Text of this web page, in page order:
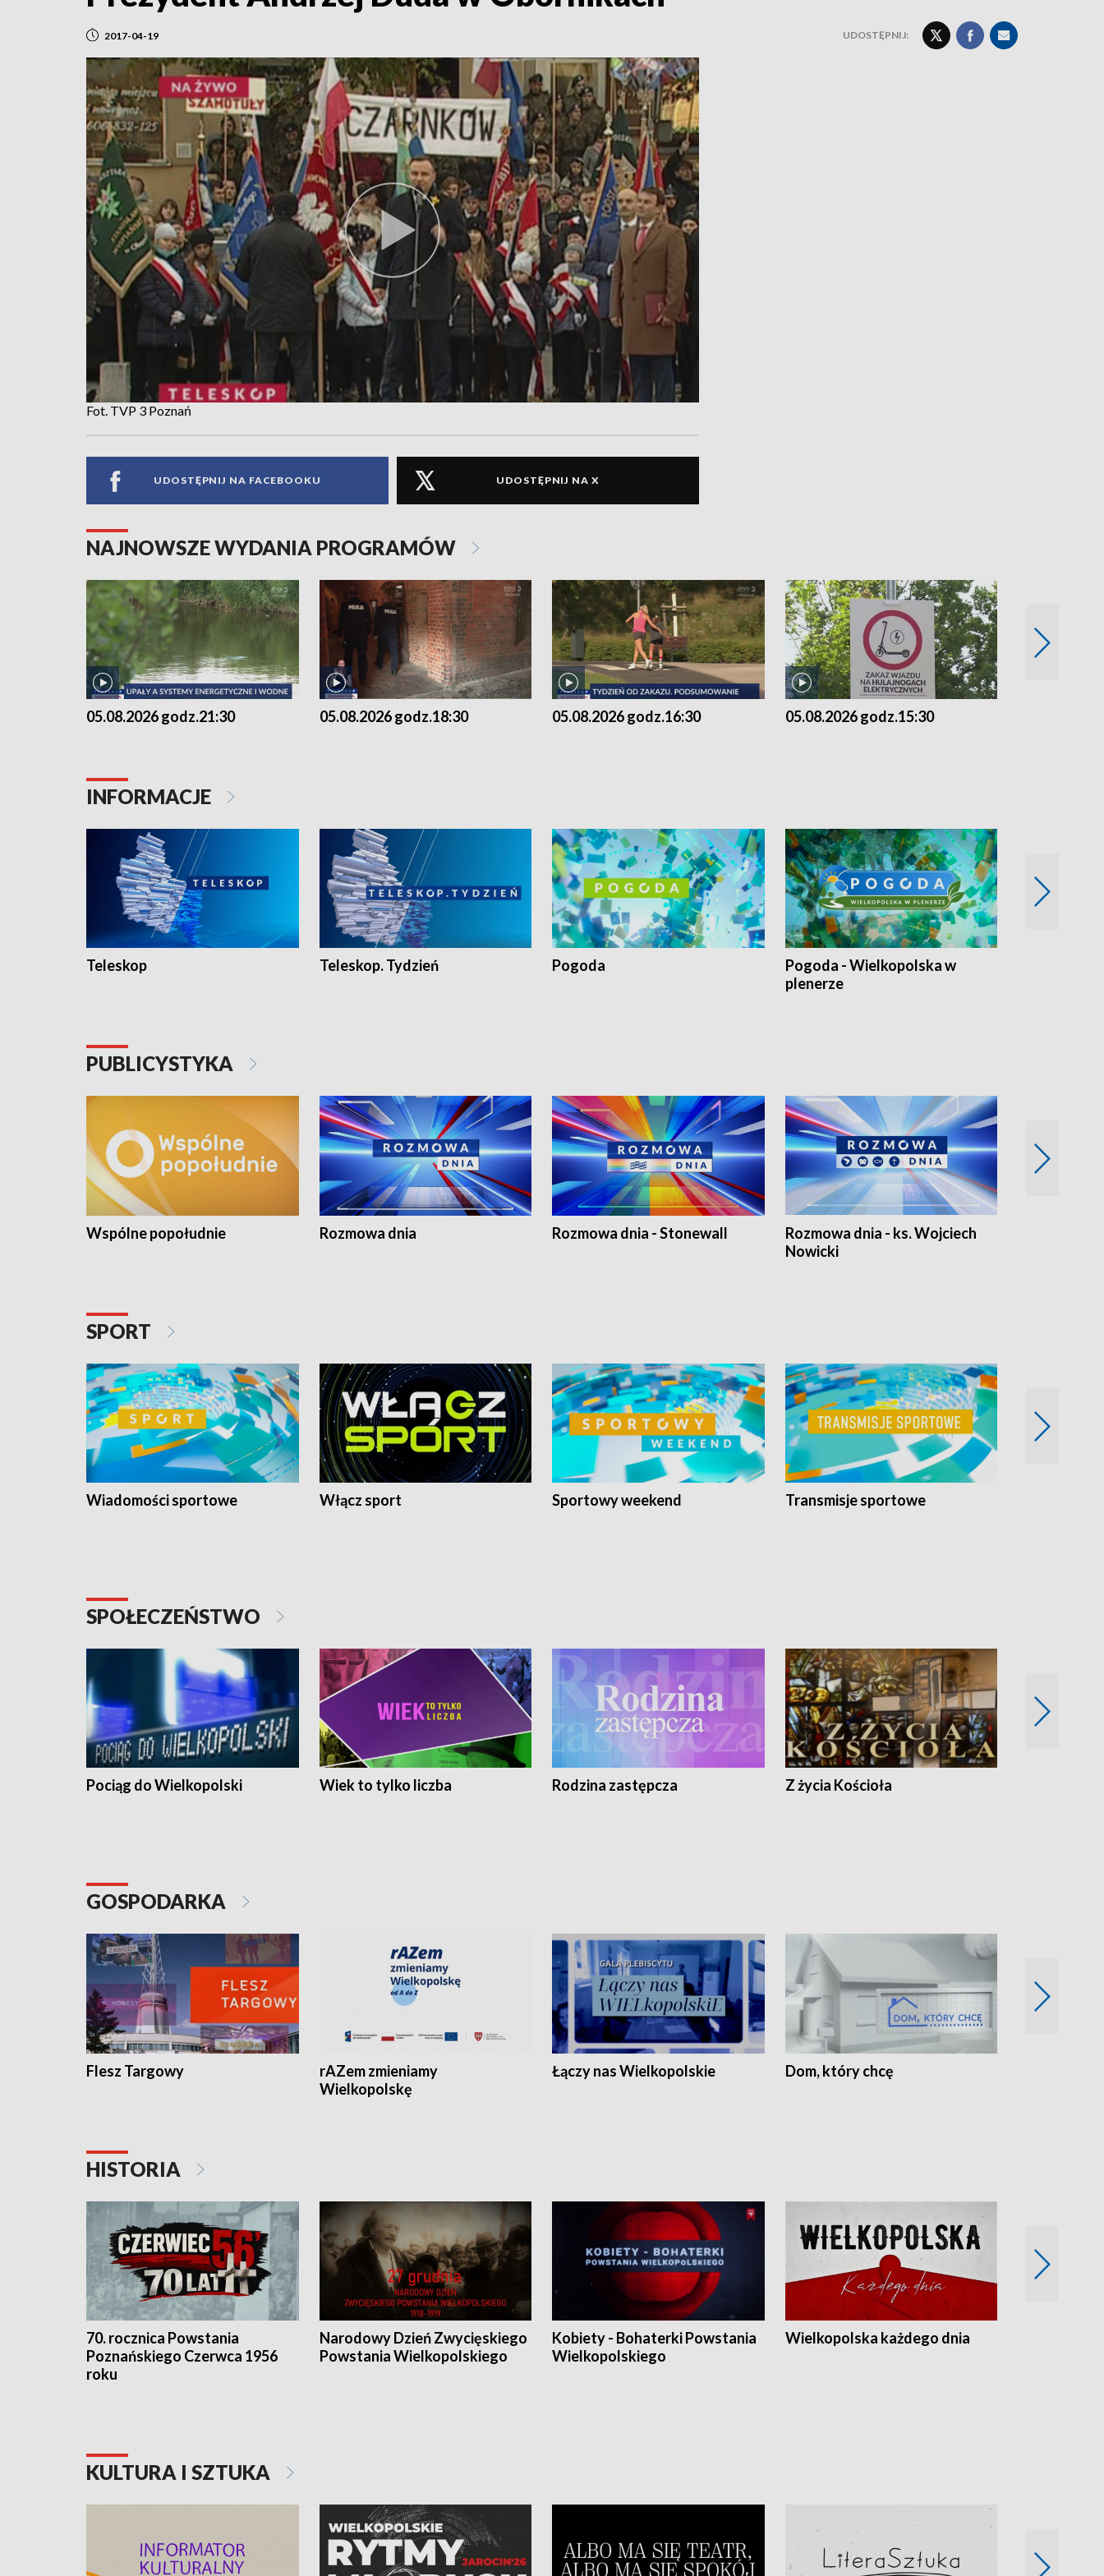
2017-04-19 UDOSTĘPNIJ:
Fot. TVP 3 Poznań
UDOSTĘPNIJ NA FACEBOOKU UDOSTĘPNIJ NA X
NAJNOWSZE WYDANIA PROGRAMÓW
05.08.2026 godz.21:30 05.08.2026 godz.18:30 05.08.2026 godz.16:30 05.08.2026 godz.15:30
INFORMACJE
Teleskop Teleskop. Tydzień Pogoda
Pogoda - Wielkopolska w
plenerze
PUBLICYSTYKA
Wspólne popołudnie Rozmowa dnia Rozmowa dnia - Stonewall
Rozmowa dnia - ks. Wojciech
Nowicki
SPORT
Wiadomości sportowe Włącz sport Sportowy weekend Transmisje sportowe
SPOŁECZEŃSTWO
Pociąg do Wielkopolski Wiek to tylko liczba Rodzina zastępcza Z życia Kościoła
GOSPODARKA
Flesz Targowy
rAZem zmieniamy
Wielkopolskę
Łączy nas Wielkopolskie Dom, który chcę
HISTORIA
70. rocznica Powstania
Poznańskiego Czerwca 1956
roku
Narodowy Dzień Zwycięskiego
Powstania Wielkopolskiego
Kobiety - Bohaterki Powstania
Wielkopolskiego
Wielkopolska każdego dnia
KULTURA I SZTUKA